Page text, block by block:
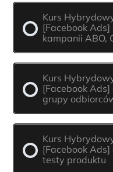
Kurs
[Facebook
kampanii ABO,
Kurs
[Facebook
grupy
Kurs
[Facebook
testy produktu